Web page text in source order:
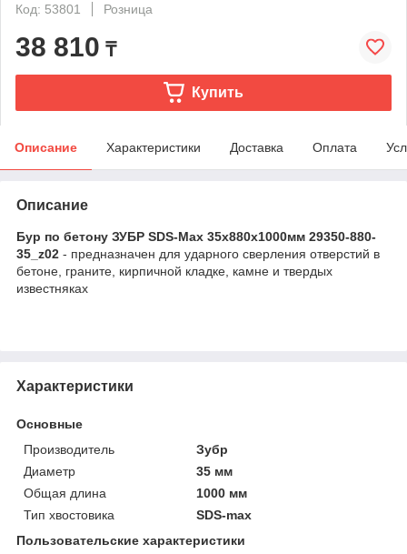
Код: 53801
Розница
38 810 ₸
Купить
Описание Характеристики Доставка Оплата
Описание
Бур по бетону ЗУБР SDS-Max 35x880х1000мм 29350-880-
35_z02 - предназначен для ударного сверления отверстий в
бетоне, граните, кирпичной кладке, камне и твердых
известняках
Характеристики
Основные
Производитель
Зубр
Диаметр
35 мм
Общая длина
1000 мм
Тип хвостовика
SDS-max
Пользовательские характеристики